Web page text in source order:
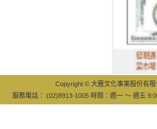
發現通膨躲在
菜市場？：從
Copyright © 大雁文化事業股份有
服務電話： (02)8913-1005 時間：週一 ～ 週五